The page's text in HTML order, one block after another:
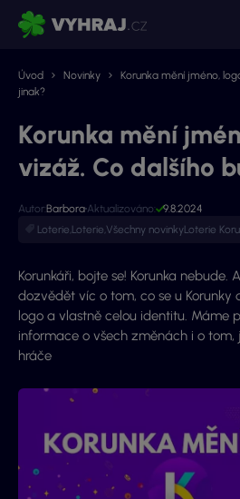
Úvod Novinky
Korunka mění jméno,
jinak?
Korunka mění
vizáž. Co dalšího
Autor: Barbora Aktualizováno:
9.8.2024
Loterie,Loterie,Všechny novinkyLoterie
Korunkáři, bojte se! Korunka nebude.
dozvědět víc o tom, co se u Korunky
logo a vlastně celou identitu. Máme
informace o všech změnách i o tom,
hráče